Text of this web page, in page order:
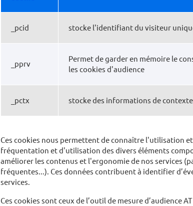
_pcid stocke l'identifiant du visiteur
_pprv
Permet de garder en mémoire le
les cookies d'audience
_pctx stocke des informations de contexte
Ces cookies nous permettent de connaître l'utilisation
fréquentation et d'utilisation des divers éléments
améliorer les contenus et l'ergonomie de nos services
fréquentes...). Ces données contribuent à identifier
services.
Ces cookies sont ceux de l’outil de mesure